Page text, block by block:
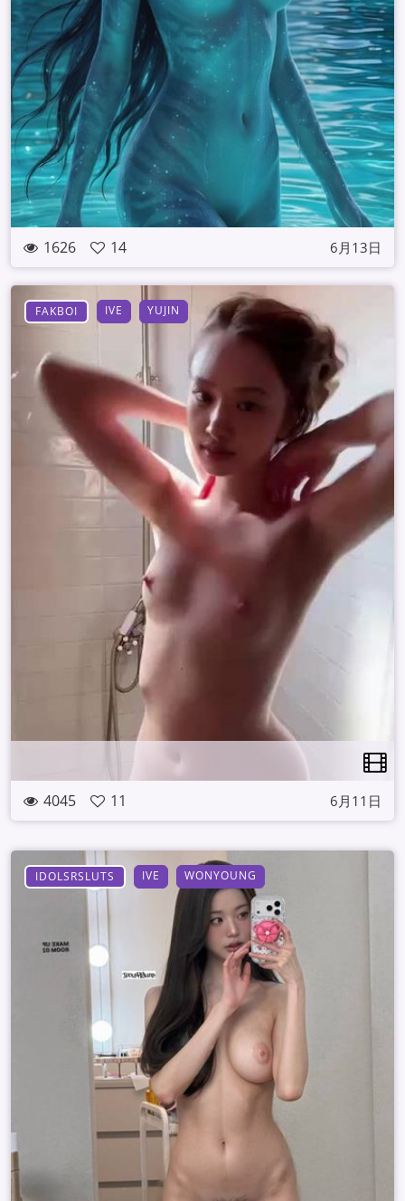
1626 14 6月13日
FAKBOI IVE YUJIN
4045 11 6月11日
IDOLSRSLUTS IVE WONYOUNG